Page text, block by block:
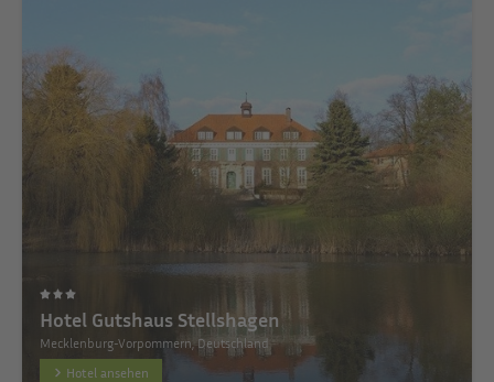
Hotel Gutshaus Stellshagen
Mecklenburg-Vorpommern, Deutschland
Hotel ansehen